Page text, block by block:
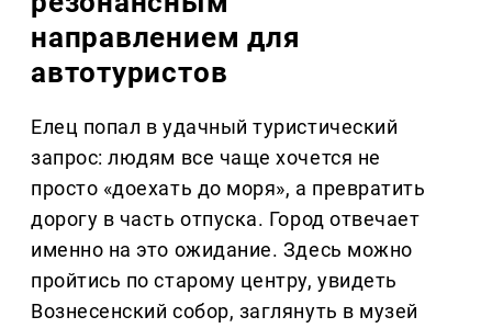
направлением для
автотуристов
Елец попал в удачный туристический
запрос: людям все чаще хочется не
просто «доехать до моря», а превратить
дорогу в часть отпуска. Город отвечает
именно на это ожидание. Здесь можно
пройтись по старому центру, увидеть
Вознесенский собор, заглянуть в музей